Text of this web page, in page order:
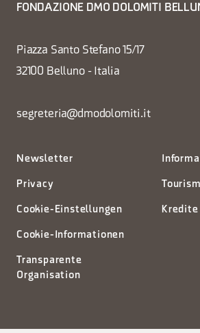
FONDAZIONE DMO DOLOMITI
Piazza Santo Stefano 15/17
32100 Belluno - Italia
segreteria@dmodolomiti.it
Newsletter
Privacy
Cookie-Einstellungen
Cookie-Informationen
Transparente
Organisation
Kredite